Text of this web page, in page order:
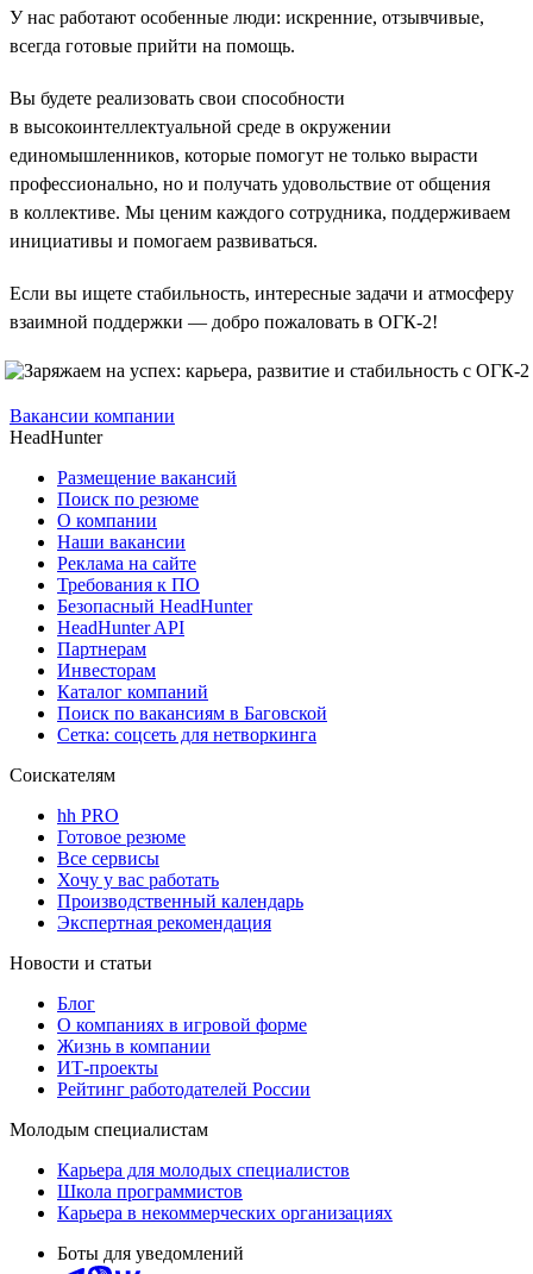
У нас работают особенные люди: искренние, отзывчивые,
всегда готовые прийти на помощь.
Вы будете реализовать свои способности
в высокоинтеллектуальной среде в окружении
единомышленников, которые помогут не только вырасти
профессионально, но и получать удовольствие от общения
в коллективе. Мы ценим каждого сотрудника, поддерживаем
инициативы и помогаем развиваться.
Если вы ищете стабильность, интересные задачи и атмосферу
взаимной поддержки — добро пожаловать в ОГК-2!
Вакансии компании
HeadHunter
Размещение вакансий
Поиск по резюме
О компании
Наши вакансии
Реклама на сайте
Требования к ПО
Безопасный HeadHunter
HeadHunter API
Партнерам
Инвесторам
Каталог компаний
Поиск по вакансиям в Баговской
Сетка: соцсеть для нетворкинга
Соискателям
hh PRO
Готовое резюме
Все сервисы
Хочу у вас работать
Производственный календарь
Экспертная рекомендация
Новости и статьи
Блог
О компаниях в игровой форме
Жизнь в компании
ИТ-проекты
Рейтинг работодателей России
Молодым специалистам
Карьера для молодых специалистов
Школа программистов
Карьера в некоммерческих организациях
Боты для уведомлений